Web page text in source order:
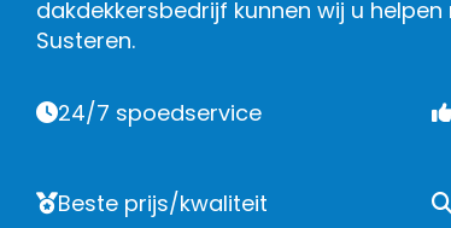
dakdekkersbedrijf kunnen wij u
Susteren.
24/7 spoedservice
Beste prijs/kwaliteit